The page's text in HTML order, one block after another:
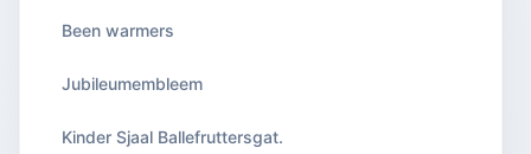
Been warmers
Jubileumembleem
Kinder Sjaal Ballefruttersgat.